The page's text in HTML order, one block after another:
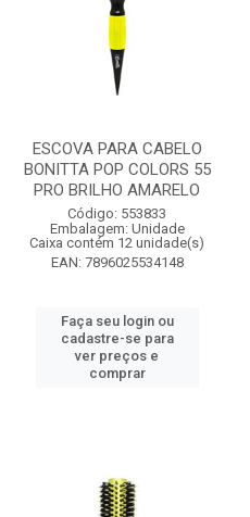
ESCOVA PARA CABELO
BONITTA POP COLORS 55
PRO BRILHO AMARELO
Código: 553833
Embalagem: Unidade
Caixa contém 12 unidade(s)
EAN: 7896025534148
Faça seu login ou
cadastre-se para
ver preços e
comprar